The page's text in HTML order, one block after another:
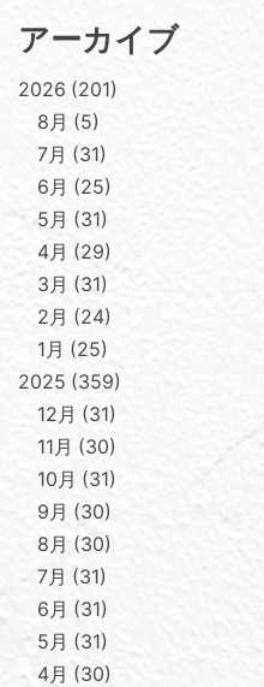
アーカイブ
2026 201
8月
5
7月
31
6月
25
5月
31
4月
29
3月
31
2月
24
1月
25
2025 359
12月
31
11月
30
10月
31
9月
30
8月
30
7月
31
6月
31
5月
31
4月
30